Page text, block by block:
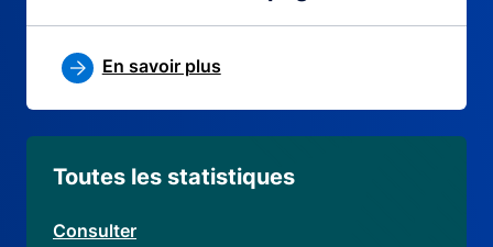
En savoir plus
Toutes les statistiques
Consulter